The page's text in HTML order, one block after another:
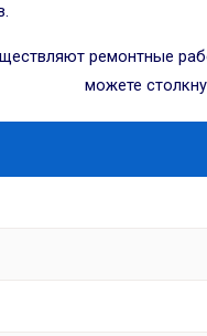
ремонтные
можете